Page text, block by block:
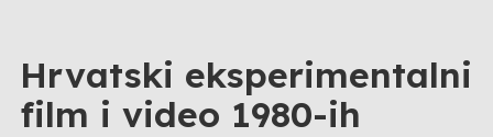
Hrvatski eksperimentalni
film i video 1980-ih